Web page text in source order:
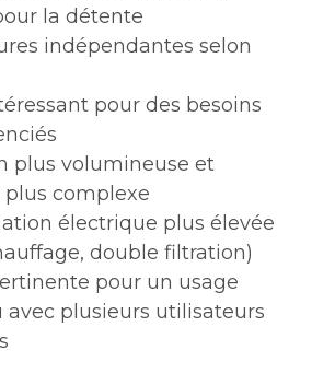
la détente
indépendantes selon
pour des besoins
plus volumineuse et
complexe
électrique plus élevée
double filtration)
pour un usage
avec plusieurs utilisateurs